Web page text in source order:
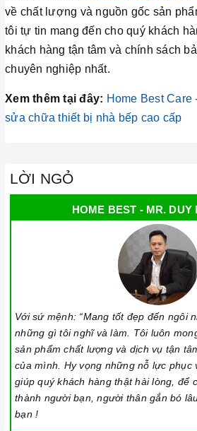
về chất lượng và nguồn gốc sản
tôi tự tin mang đến cho quý khách
khách hàng tận tâm và chính sách
chuyên nghiệp nhất.
Xem thêm tại đây: Home Best Care
sửa chữa thiết bị nhà bếp cao cấp
LỜI NGỎ
HOME BEST - MR. DUY
Với sứ mệnh: “Mang tốt đẹp đến ngôi
những gì tôi nghĩ và làm. Tôi luôn
sản phẩm chất lượng và dịch vụ tận
của mình. Hy vọng những nỗ lực phục
giúp quý khách hàng thật hài lòng, để
thành người bạn, người thân gắn bó
bạn !